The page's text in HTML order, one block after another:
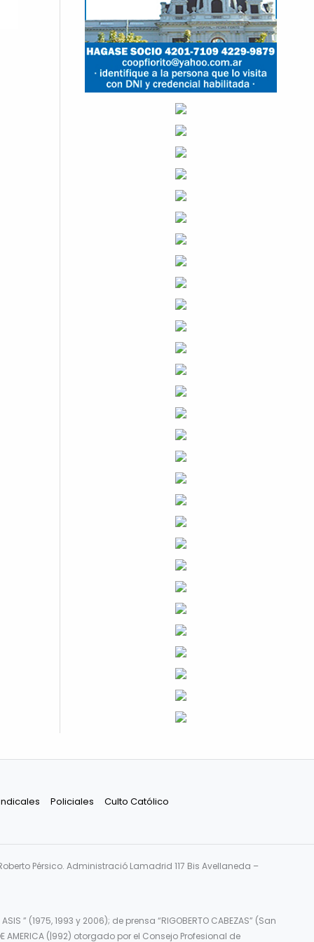
Policiales Culto Católico
Pérsico. Administració Lamadrid 117 Bis Avellaneda –
” (1975, 1993 y 2006); de prensa “RIGOBERTO CABEZAS” (San
DE AMERICA (|992) otorgado por el Consejo Profesional de